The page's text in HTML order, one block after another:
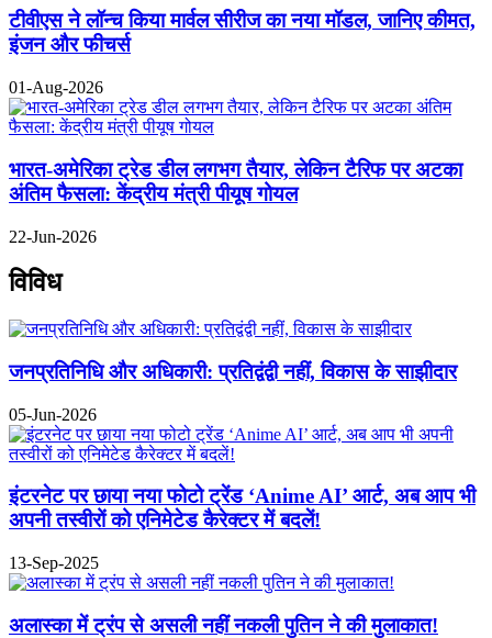
टीवीएस ने लॉन्च किया मार्वल सीरीज का नया मॉडल, जानिए कीमत,
इंजन और फीचर्स
01-Aug-2026
भारत-अमेरिका ट्रेड डील लगभग तैयार, लेकिन टैरिफ पर अटका
अंतिम फैसला: केंद्रीय मंत्री पीयूष गोयल
22-Jun-2026
विविध
जनप्रतिनिधि और अधिकारी: प्रतिद्वंद्वी नहीं, विकास के साझीदार
05-Jun-2026
इंटरनेट पर छाया नया फोटो ट्रेंड ‘Anime AI’ आर्ट, अब आप भी
अपनी तस्वीरों को एनिमेटेड कैरेक्टर में बदलें!
13-Sep-2025
अलास्का में ट्रंप से असली नहीं नकली पुतिन ने की मुलाकात!